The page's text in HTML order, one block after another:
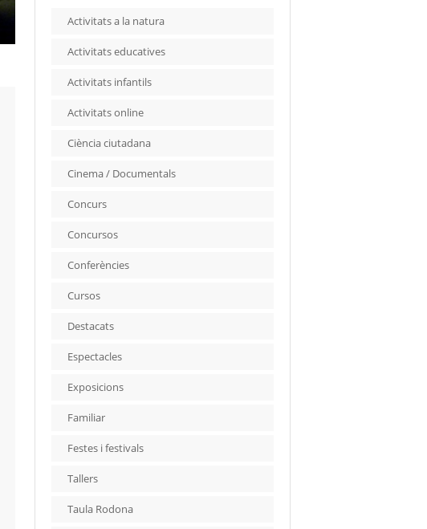
Activitats a la natura
Activitats educatives
Activitats infantils
Activitats online
Ciència ciutadana
Cinema / Documentals
Concurs
Concursos
Conferències
Cursos
Destacats
Espectacles
Exposicions
Familiar
Festes i festivals
Tallers
Taula Rodona